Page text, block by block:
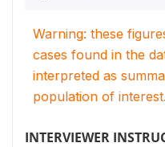
Warning: these
cases found in the
interpreted as
population of interest.
INTERVIEWER